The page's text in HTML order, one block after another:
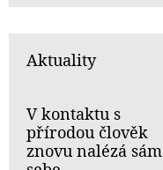
Aktuality
V kontaktu s
přírodou člověk
znovu nalézá sám